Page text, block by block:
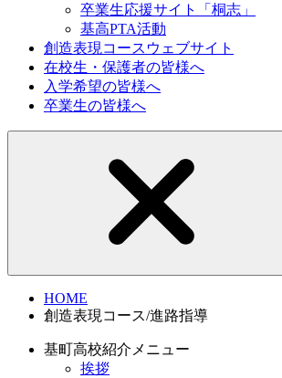
卒業生応援サイト「桐志」
基高PTA活動
創造表現コースウェブサイト
在校生・保護者の皆様へ
入学希望の皆様へ
卒業生の皆様へ
HOME
創造表現コース/進路指導
基町高校紹介メニュー
挨拶